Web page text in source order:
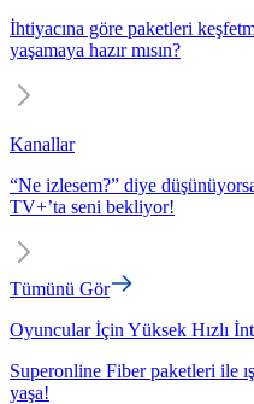
İhtiyacına göre paketleri
yaşamaya hazır mısın?
Kanallar
“Ne izlesem?” diye
TV+’ta seni bekliyor!
Tümünü Gör
Oyuncular İçin Yüksek Hızlı
Superonline Fiber paketleri ile
yaşa!